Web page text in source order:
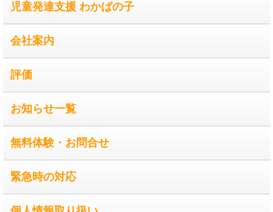
児童発達支援 わかばの子
会社案内
評価
お知らせ一覧
無料体験・お問合せ
緊急時の対応